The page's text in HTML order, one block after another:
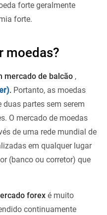
forte geralmente
forte.
moedas?
mercado de balcão ,
. Portanto, as moedas
partes sem serem
O mercado de moedas
de uma rede mundial de
em qualquer lugar
(banco ou corretor) que
forex é muito
continuamente